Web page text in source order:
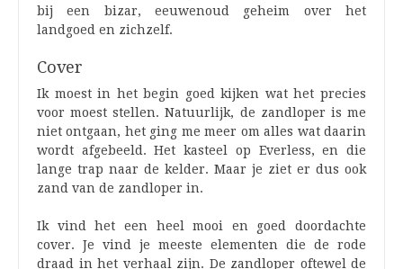
bij een bizar, eeuwenoud geheim over het
landgoed en zichzelf.
Cover
Ik moest in het begin goed kijken wat het precies
voor moest stellen. Natuurlijk, de zandloper is me
niet ontgaan, het ging me meer om alles wat daarin
wordt afgebeeld. Het kasteel op Everless, en die
lange trap naar de kelder. Maar je ziet er dus ook
zand van de zandloper in.
Ik vind het een heel mooi en goed doordachte
cover. Je vind je meeste elementen die de rode
draad in het verhaal zijn. De zandloper oftewel de